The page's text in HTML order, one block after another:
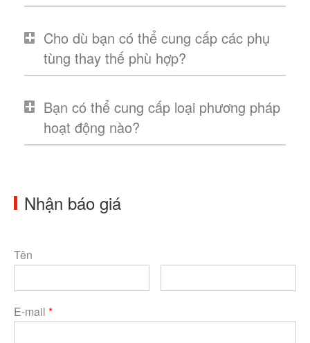
Cho dù bạn có thể cung cấp các phụ
tùng thay thế phù hợp?
Bạn có thể cung cấp loại phương pháp
hoạt động nào?
Nhận báo giá
Tên
E-mail *